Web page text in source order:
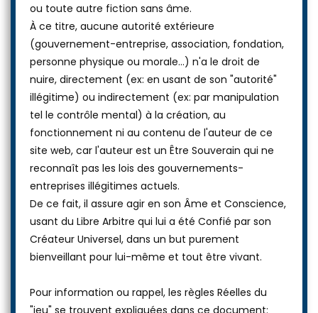
Souverain, et non d'un "citoyen", d'une "personne"
ou toute autre fiction sans âme.
À ce titre, aucune autorité extérieure
(gouvernement-entreprise, association, fondation,
personne physique ou morale...) n'a le droit de
nuire, directement (ex: en usant de son "autorité"
illégitime) ou indirectement (ex: par manipulation
tel le contrôle mental) à la création, au
fonctionnement ni au contenu de l'auteur de ce
site web, car l'auteur est un Être Souverain qui ne
reconnaît pas les lois des gouvernements-
entreprises illégitimes actuels.
De ce fait, il assure agir en son Âme et Conscience,
usant du Libre Arbitre qui lui a été Confié par son
Créateur Universel, dans un but purement
Pour information ou rappel, les règles Réelles du